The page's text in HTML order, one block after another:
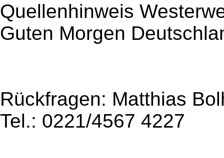
Quellenhinweis
Guten Morgen
Rückfragen: Matthias
Tel.: 0221/4567 4227